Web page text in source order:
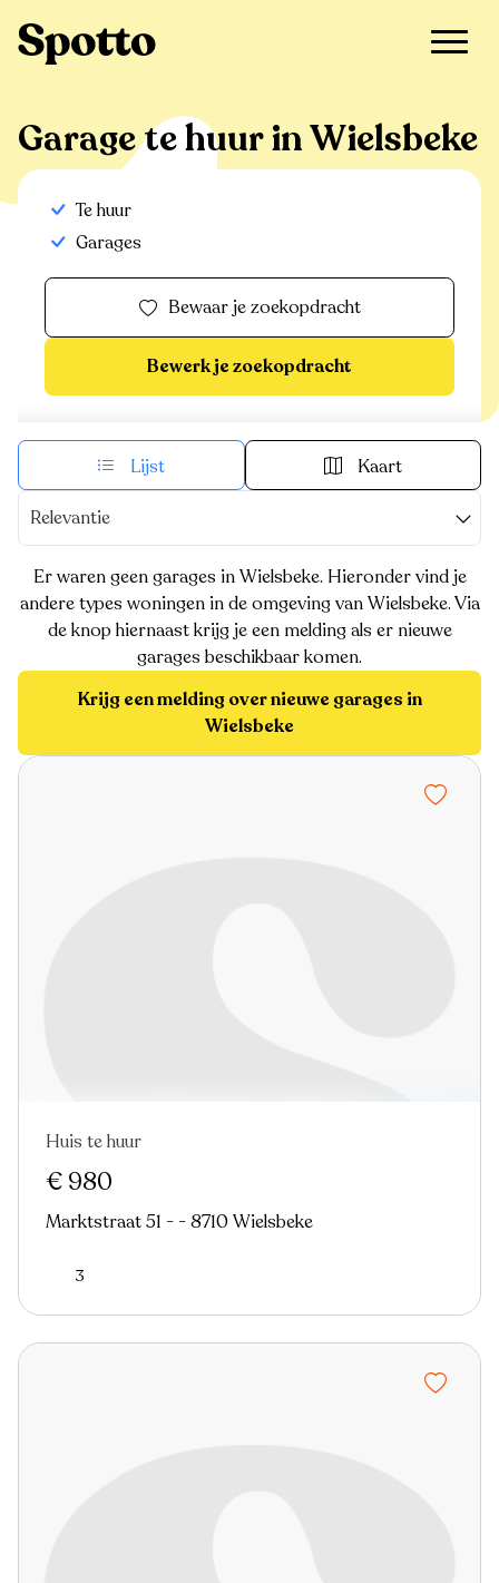
Garage te huur in Wielsbeke
Te huur
Garages
Bewaar je zoekopdracht
Bewerk je zoekopdracht
Lijst Kaart
Relevantie
Er waren geen garages in Wielsbeke. Hieronder vind je
andere types woningen in de omgeving van Wielsbeke. Via
de knop hiernaast krijg je een melding als er nieuwe
garages beschikbaar komen.
Krijg een melding over nieuwe garages in
Wielsbeke
Nieuw
Huis te huur
€ 980
Marktstraat 51 - - 8710 Wielsbeke
3